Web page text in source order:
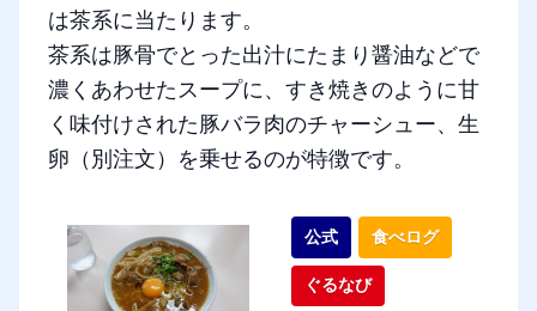
は茶系に当たります。
茶系は豚骨でとった出汁にたまり醤油などで
濃くあわせたスープに、すき焼きのように甘
く味付けされた豚バラ肉のチャーシュー、生
卵（別注文）を乗せるのが特徴です。
公式 食べログ
ぐるなび